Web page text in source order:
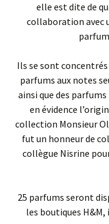
elle est dite de
collaboration avec
Ils se sont
parfums aux notes
ainsi que des
en évidence
collection Monsieur
fut un honneur de
collègue Nisrine
25 parfums seront
les boutiques